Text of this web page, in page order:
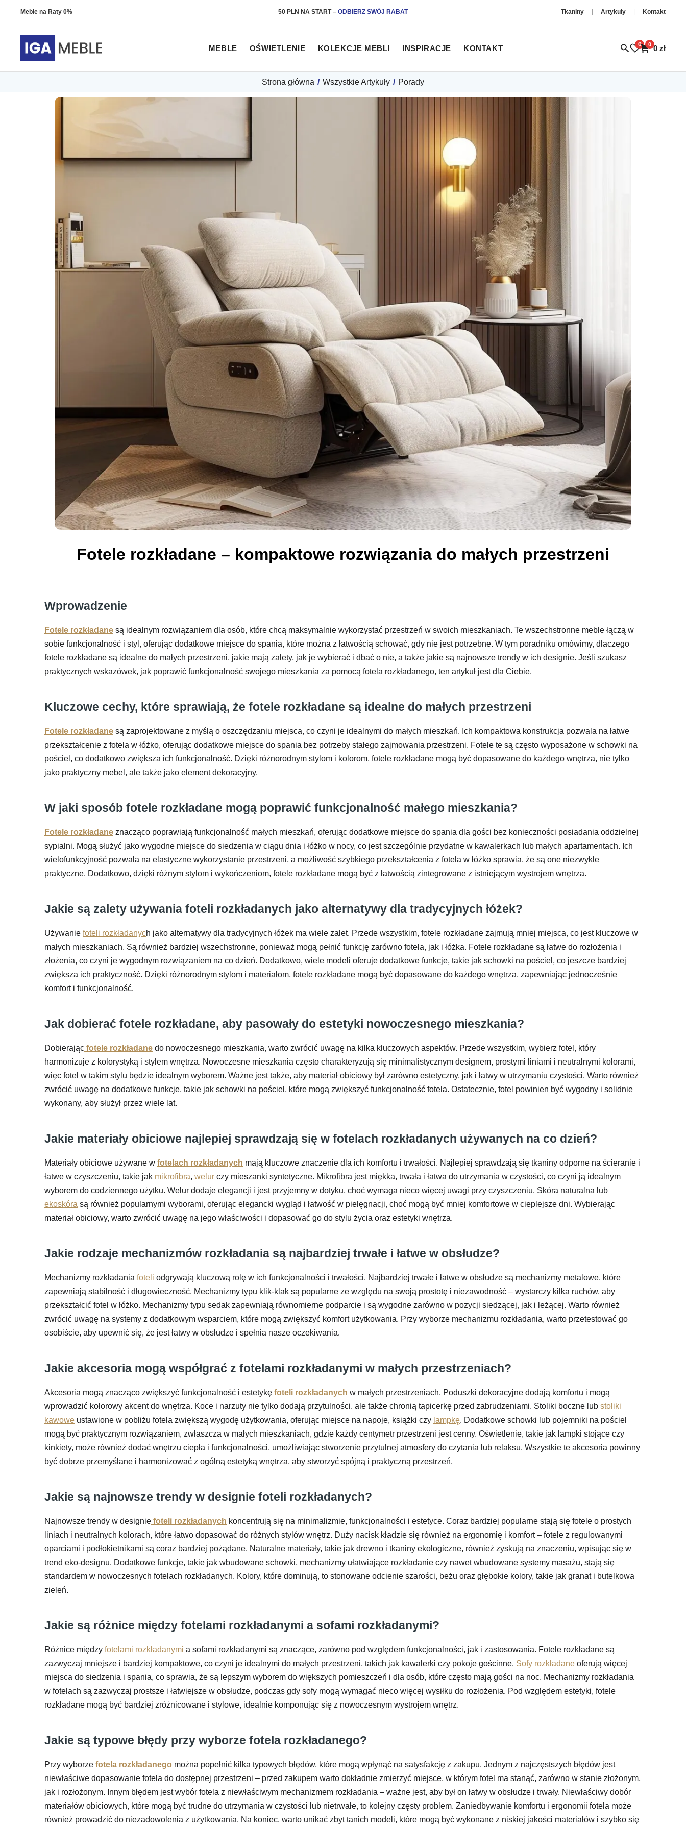
Meble na Raty 0% 50 PLN NA START– ODBIERZ SWÓJ RABAT Tkaniny Artykuły Kontakt
MEBLE OŚWIETLENIE KOLEKCJE MEBLI INSPIRACJE KONTAKT 0 0 0 zł
Strona główna / Wszystkie Artykuły / Porady
Fotele rozkładane – kompaktowe rozwiązania do małych przestrzeni
Wprowadzenie
Fotele rozkładane są idealnym rozwiązaniem dla osób, które chcą maksymalnie wykorzystać przestrzeń w swoich mieszkaniach. Te wszechstronne meble łączą w
sobie funkcjonalność i styl, oferując dodatkowe miejsce do spania, które można z łatwością schować, gdy nie jest potrzebne. W tym poradniku omówimy, dlaczego
fotele rozkładane są idealne do małych przestrzeni, jakie mają zalety, jak je wybierać i dbać o nie, a także jakie są najnowsze trendy w ich designie. Jeśli szukasz
praktycznych wskazówek, jak poprawić funkcjonalność swojego mieszkania za pomocą fotela rozkładanego, ten artykuł jest dla Ciebie.
Kluczowe cechy, które sprawiają, że fotele rozkładane są idealne do małych przestrzeni
Fotele rozkładane są zaprojektowane z myślą o oszczędzaniu miejsca, co czyni je idealnymi do małych mieszkań. Ich kompaktowa konstrukcja pozwala na łatwe
przekształcenie z fotela w łóżko, oferując dodatkowe miejsce do spania bez potrzeby stałego zajmowania przestrzeni. Fotele te są często wyposażone w schowki na
pościel, co dodatkowo zwiększa ich funkcjonalność. Dzięki różnorodnym stylom i kolorom, fotele rozkładane mogą być dopasowane do każdego wnętrza, nie tylko
jako praktyczny mebel, ale także jako element dekoracyjny.
W jaki sposób fotele rozkładane mogą poprawić funkcjonalność małego mieszkania?
Fotele rozkładane znacząco poprawiają funkcjonalność małych mieszkań, oferując dodatkowe miejsce do spania dla gości bez konieczności posiadania oddzielnej
sypialni. Mogą służyć jako wygodne miejsce do siedzenia w ciągu dnia i łóżko w nocy, co jest szczególnie przydatne w kawalerkach lub małych apartamentach. Ich
wielofunkcyjność pozwala na elastyczne wykorzystanie przestrzeni, a możliwość szybkiego przekształcenia z fotela w łóżko sprawia, że są one niezwykle
praktyczne. Dodatkowo, dzięki różnym stylom i wykończeniom, fotele rozkładane mogą być z łatwością zintegrowane z istniejącym wystrojem wnętrza.
Jakie są zalety używania foteli rozkładanych jako alternatywy dla tradycyjnych łóżek?
Używanie foteli rozkładanych jako alternatywy dla tradycyjnych łóżek ma wiele zalet. Przede wszystkim, fotele rozkładane zajmują mniej miejsca, co jest kluczowe w
małych mieszkaniach. Są również bardziej wszechstronne, ponieważ mogą pełnić funkcję zarówno fotela, jak i łóżka. Fotele rozkładane są łatwe do rozłożenia i
złożenia, co czyni je wygodnym rozwiązaniem na co dzień. Dodatkowo, wiele modeli oferuje dodatkowe funkcje, takie jak schowki na pościel, co jeszcze bardziej
zwiększa ich praktyczność. Dzięki różnorodnym stylom i materiałom, fotele rozkładane mogą być dopasowane do każdego wnętrza, zapewniając jednocześnie
komfort i funkcjonalność.
Jak dobierać fotele rozkładane, aby pasowały do estetyki nowoczesnego mieszkania?
Dobierając fotele rozkładane do nowoczesnego mieszkania, warto zwrócić uwagę na kilka kluczowych aspektów. Przede wszystkim, wybierz fotel, który
harmonizuje z kolorystyką i stylem wnętrza. Nowoczesne mieszkania często charakteryzują się minimalistycznym designem, prostymi liniami i neutralnymi kolorami,
więc fotel w takim stylu będzie idealnym wyborem. Ważne jest także, aby materiał obiciowy był zarówno estetyczny, jak i łatwy w utrzymaniu czystości. Warto również
zwrócić uwagę na dodatkowe funkcje, takie jak schowki na pościel, które mogą zwiększyć funkcjonalność fotela. Ostatecznie, fotel powinien być wygodny i solidnie
wykonany, aby służył przez wiele lat.
Jakie materiały obiciowe najlepiej sprawdzają się w fotelach rozkładanych używanych na co dzień?
Materiały obiciowe używane w fotelach rozkładanych mają kluczowe znaczenie dla ich komfortu i trwałości. Najlepiej sprawdzają się tkaniny odporne na ścieranie i
łatwe w czyszczeniu, takie jak mikrofibra, welur czy mieszanki syntetyczne. Mikrofibra jest miękka, trwała i łatwa do utrzymania w czystości, co czyni ją idealnym
wyborem do codziennego użytku. Welur dodaje elegancji i jest przyjemny w dotyku, choć wymaga nieco więcej uwagi przy czyszczeniu. Skóra naturalna lub
ekoskóra są również popularnymi wyborami, oferując elegancki wygląd i łatwość w pielęgnacji, choć mogą być mniej komfortowe w cieplejsze dni. Wybierając
materiał obiciowy, warto zwrócić uwagę na jego właściwości i dopasować go do stylu życia oraz estetyki wnętrza.
Jakie rodzaje mechanizmów rozkładania są najbardziej trwałe i łatwe w obsłudze?
Mechanizmy rozkładania foteli odgrywają kluczową rolę w ich funkcjonalności i trwałości. Najbardziej trwałe i łatwe w obsłudze są mechanizmy metalowe, które
zapewniają stabilność i długowieczność. Mechanizmy typu klik-klak są popularne ze względu na swoją prostotę i niezawodność – wystarczy kilka ruchów, aby
przekształcić fotel w łóżko. Mechanizmy typu sedak zapewniają równomierne podparcie i są wygodne zarówno w pozycji siedzącej, jak i leżącej. Warto również
zwrócić uwagę na systemy z dodatkowym wsparciem, które mogą zwiększyć komfort użytkowania. Przy wyborze mechanizmu rozkładania, warto przetestować go
osobiście, aby upewnić się, że jest łatwy w obsłudze i spełnia nasze oczekiwania.
Jakie akcesoria mogą współgrać z fotelami rozkładanymi w małych przestrzeniach?
Akcesoria mogą znacząco zwiększyć funkcjonalność i estetykę foteli rozkładanych w małych przestrzeniach. Poduszki dekoracyjne dodają komfortu i mogą
wprowadzić kolorowy akcent do wnętrza. Koce i narzuty nie tylko dodają przytulności, ale także chronią tapicerkę przed zabrudzeniami. Stoliki boczne lub stoliki
kawowe ustawione w pobliżu fotela zwiększą wygodę użytkowania, oferując miejsce na napoje, książki czy lampkę. Dodatkowe schowki lub pojemniki na pościel
mogą być praktycznym rozwiązaniem, zwłaszcza w małych mieszkaniach, gdzie każdy centymetr przestrzeni jest cenny. Oświetlenie, takie jak lampki stojące czy
kinkiety, może również dodać wnętrzu ciepła i funkcjonalności, umożliwiając stworzenie przytulnej atmosfery do czytania lub relaksu. Wszystkie te akcesoria powinny
być dobrze przemyślane i harmonizować z ogólną estetyką wnętrza, aby stworzyć spójną i praktyczną przestrzeń.
Jakie są najnowsze trendy w designie foteli rozkładanych?
Najnowsze trendy w designie foteli rozkładanych koncentrują się na minimalizmie, funkcjonalności i estetyce. Coraz bardziej popularne stają się fotele o prostych
liniach i neutralnych kolorach, które łatwo dopasować do różnych stylów wnętrz. Duży nacisk kładzie się również na ergonomię i komfort – fotele z regulowanymi
oparciami i podłokietnikami są coraz bardziej pożądane. Naturalne materiały, takie jak drewno i tkaniny ekologiczne, również zyskują na znaczeniu, wpisując się w
trend eko-designu. Dodatkowe funkcje, takie jak wbudowane schowki, mechanizmy ułatwiające rozkładanie czy nawet wbudowane systemy masażu, stają się
standardem w nowoczesnych fotelach rozkładanych. Kolory, które dominują, to stonowane odcienie szarości, beżu oraz głębokie kolory, takie jak granat i butelkowa
zieleń.
Jakie są różnice między fotelami rozkładanymi a sofami rozkładanymi?
Różnice między fotelami rozkładanymi a sofami rozkładanymi są znaczące, zarówno pod względem funkcjonalności, jak i zastosowania. Fotele rozkładane są
zazwyczaj mniejsze i bardziej kompaktowe, co czyni je idealnymi do małych przestrzeni, takich jak kawalerki czy pokoje gościnne. Sofy rozkładane oferują więcej
miejsca do siedzenia i spania, co sprawia, że są lepszym wyborem do większych pomieszczeń i dla osób, które często mają gości na noc. Mechanizmy rozkładania
w fotelach są zazwyczaj prostsze i łatwiejsze w obsłudze, podczas gdy sofy mogą wymagać nieco więcej wysiłku do rozłożenia. Pod względem estetyki, fotele
rozkładane mogą być bardziej zróżnicowane i stylowe, idealnie komponując się z nowoczesnym wystrojem wnętrz.
Jakie są typowe błędy przy wyborze fotela rozkładanego?
Przy wyborze fotela rozkładanego można popełnić kilka typowych błędów, które mogą wpłynąć na satysfakcję z zakupu. Jednym z najczęstszych błędów jest
niewłaściwe dopasowanie fotela do dostępnej przestrzeni – przed zakupem warto dokładnie zmierzyć miejsce, w którym fotel ma stanąć, zarówno w stanie złożonym,
jak i rozłożonym. Innym błędem jest wybór fotela z niewłaściwym mechanizmem rozkładania – ważne jest, aby był on łatwy w obsłudze i trwały. Niewłaściwy dobór
materiałów obiciowych, które mogą być trudne do utrzymania w czystości lub nietrwałe, to kolejny częsty problem. Zaniedbywanie komfortu i ergonomii fotela może
również prowadzić do niezadowolenia z użytkowania. Na koniec, warto unikać zbyt tanich modeli, które mogą być wykonane z niskiej jakości materiałów i szybko się